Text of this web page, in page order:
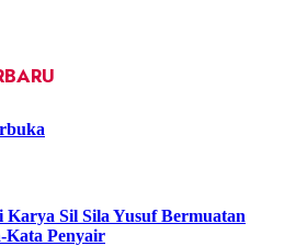
Karya Sil Sila Yusuf Bermuatan
Kata Penyair